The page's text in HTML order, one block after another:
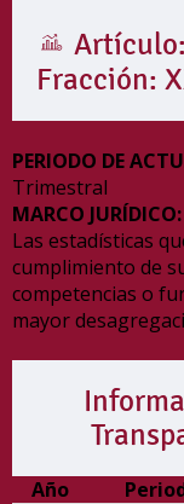
Fracción:
PERIODO DE
Trimestral
MARCO JURÍDICO:
Las estadísticas
cumplimiento de
competencias o
mayor
Año